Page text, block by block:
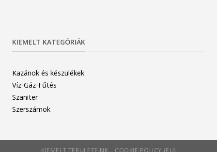
KIEMELT KATEGÓRIÁK
Kazánok és készülékek
Víz-Gáz-Fűtés
Szaniter
Szerszámok
KIEMELT TERÜLETEINK COOKIE POLICY (EU)